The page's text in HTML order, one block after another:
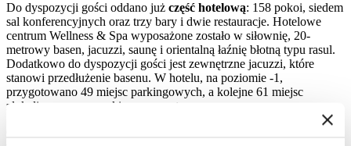
Do dyspozycji gości oddano już część hotelową: 158 pokoi, siedem
sal konferencyjnych oraz trzy bary i dwie restauracje. Hotelowe
centrum Wellness & Spa wyposażone zostało w siłownię, 20-
metrowy basen, jacuzzi, saunę i orientalną łaźnię błotną typu rasul.
Dodatkowo do dyspozycji gości jest zewnętrzne jacuzzi, które
stanowi przedłużenie basenu. W hotelu, na poziomie -1,
przygotowano 49 miejsc parkingowych, a kolejne 61 miejsc
zlokalizowano na parkingu zewnętrznym.